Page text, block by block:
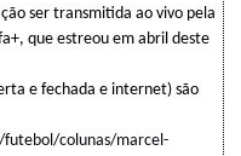
ser transmitida ao vivo pela
que estreou em abril deste
e fechada e internet) são
colunas/marcel-